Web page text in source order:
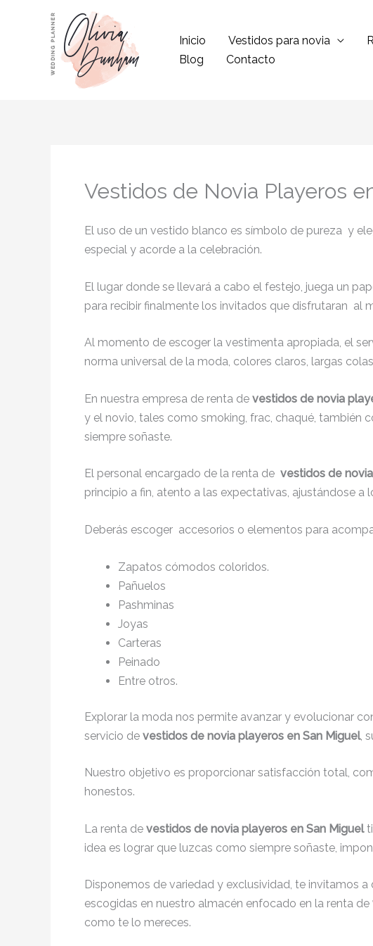
contenido
Inicio Vestidos para novia
Blog
Contacto
Vestidos de Novia Playeros
El uso de un vestido blanco es símbolo de pureza y
especial y acorde a la celebración.
El lugar donde se llevará a cabo el festejo, juega un
para recibir finalmente los invitados que disfrutaran al
Al momento de escoger la vestimenta apropiada, el
norma universal de la moda, colores claros, largas
En nuestra empresa de renta de vestidos de novia
y el novio, tales como smoking, frac, chaqué, también
siempre soñaste.
El personal encargado de la renta de vestidos de
principio a fin, atento a las expectativas, ajustándose
Deberás escoger accesorios o elementos para
Zapatos cómodos coloridos.
Pañuelos
Pashminas
Joyas
Carteras
Peinado
Entre otros.
Explorar la moda nos permite avanzar y evolucionar
servicio de vestidos de novia playeros en San Miguel,
Nuestro objetivo es proporcionar satisfacción total,
honestos.
La renta de vestidos de novia playeros en San Miguel
idea es lograr que luzcas como siempre soñaste,
Disponemos de variedad y exclusividad, te invitamos
escogidas en nuestro almacén enfocado en la renta de
como te lo mereces.